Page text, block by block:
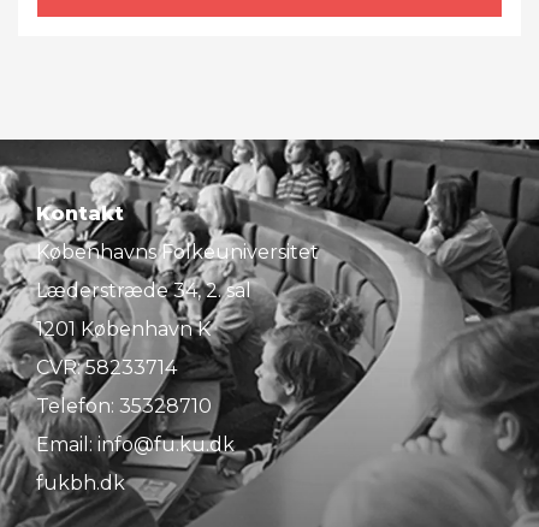
Kontakt
Københavns Folkeuniversitet
Læderstræde 34, 2. sal
1201 København K
CVR: 58233714
Telefon: 35328710
Email: info@fu.ku.dk
fukbh.dk